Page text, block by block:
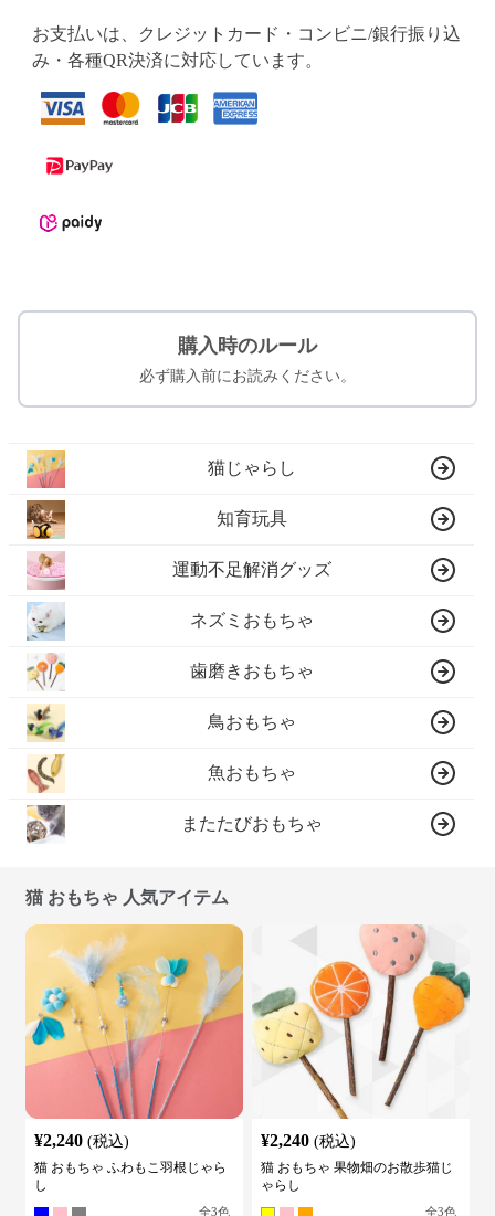
お支払いは、クレジットカード・コンビニ/銀行振り込
み・各種QR決済に対応しています。
購入時のルール
必ず購入前にお読みください。
猫じゃらし
知育玩具
運動不足解消グッズ
ネズミおもちゃ
歯磨きおもちゃ
鳥おもちゃ
魚おもちゃ
またたびおもちゃ
猫 おもちゃ 人気アイテム
¥2,240 (税込)
猫 おもちゃ ふわもこ羽根じゃら
し
全3色
¥2,240 (税込)
猫 おもちゃ 果物畑のお散歩猫じ
ゃらし
全3色